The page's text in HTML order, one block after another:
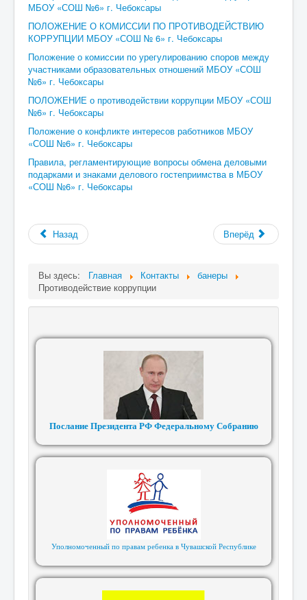
МБОУ «СОШ №6» г. Чебоксары
ПОЛОЖЕНИЕ О КОМИССИИ ПО ПРОТИВОДЕЙСТВИЮ
КОРРУПЦИИ МБОУ «СОШ № 6» г. Чебоксары
Положение о комиссии по урегулированию споров между
участниками образовательных отношений МБОУ «СОШ
№6» г. Чебоксары
ПОЛОЖЕНИЕ о противодействии коррупции МБОУ «СОШ
№6» г. Чебоксары
Положение о конфликте интересов работников МБОУ
«СОШ №6» г. Чебоксары
Правила, регламентирующие вопросы обмена деловыми
подарками и знаками делового гостеприимства в МБОУ
«СОШ №6» г. Чебоксары
Назад Вперёд
Вы здесь: Главная Контакты
банеры
Противодействие коррупции
Послание Президента РФ Федеральному Собранию
Уполномоченный по правам ребенка в Чувашской Республике